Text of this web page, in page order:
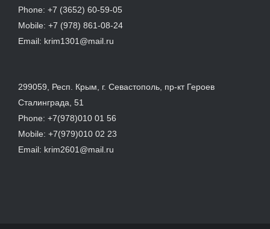
Phone: +7 (3652) 60-59-05
Mobile: +7 (978) 861-08-24
Email: krim1301@mail.ru
299059, Респ. Крым, г. Севастополь, пр-кт Героев
Сталинграда, 51
Phone: +7(978)010 01 56
Mobile: +7(979)010 02 23
Email: krim2601@mail.ru